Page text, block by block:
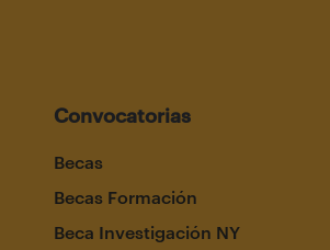
Convocatorias
Becas
Becas Formación
Beca Investigación NY